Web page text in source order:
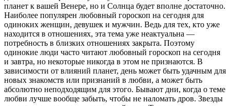
планет к вашей Венере, но и Солнца будет вполне достаточно.
Наиболее популярен любовный гороскоп на сегодня для
одиноких женщин, девушек и мужчин. Ведь для тех, кто уже
находится в отношениях, эта тема уже неактуальна —
потребность в близких отношениях закрыта. Поэтому
одинокие люди часто читают любовный гороскоп на сегодня
и завтра, но некоторые никогда в этом не признаются. В
зависимости от влияний планет, день может быть удачным для
новых знакомств или признаний в любви, а может быть
абсолютно неподходящим для этого. Бывают дни, когда о теме
любви лучше вообще забыть, чтобы не наломать дров. Звезды